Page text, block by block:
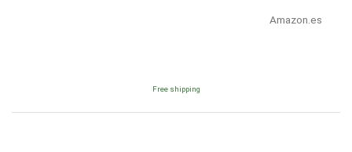
Amazon.es
Free shipping